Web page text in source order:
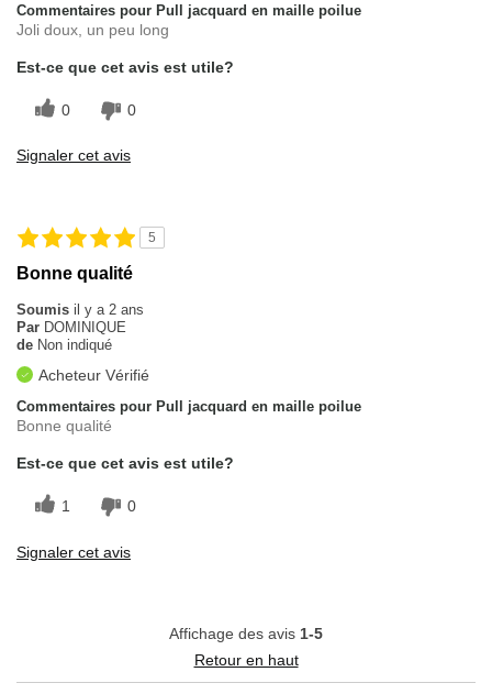
Commentaires pour Pull jacquard en maille poilue
Joli doux, un peu long
Est-ce que cet avis est utile?
0 0
Signaler cet avis
5
Bonne qualité
Soumis il y a 2 ans
Par DOMINIQUE
de Non indiqué
Acheteur Vérifié
Commentaires pour Pull jacquard en maille poilue
Bonne qualité
Est-ce que cet avis est utile?
1 0
Signaler cet avis
Affichage des avis 1-5
Retour en haut